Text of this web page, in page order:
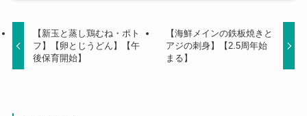
【新玉と蒸し鶏むね・ポト
フ】【卵とじうどん】【午
後保育開始】
【海鮮メインの鉄板焼きと
アジの刺身】【2.5周年始
まる】